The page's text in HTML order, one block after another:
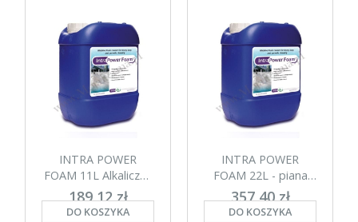
INTRA POWER
FOAM 11L Alkaliczna
piana myjąca
189,12 zł
netto: 153,76 zł
DO KOSZYKA
INTRA POWER
FOAM 22L - piana
myjąca
357,40 zł
netto: 290,57 zł
DO KOSZYKA